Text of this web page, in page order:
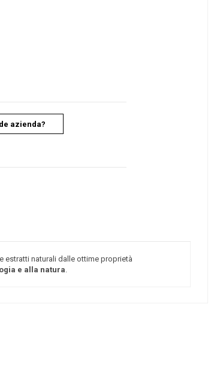
azienda?
estratti naturali dalle ottime proprietà
e alla natura